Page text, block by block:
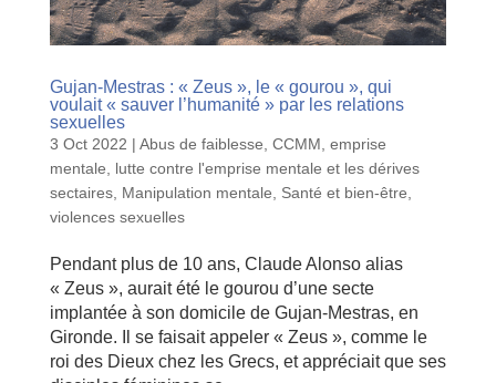
Gujan-Mestras : « Zeus », le « gourou », qui
voulait « sauver l’humanité » par les relations
sexuelles
3 Oct 2022 | Abus de faiblesse CCMM emprise
mentale
lutte contre l'emprise mentale et les dérives
sectaires, Manipulation mentale Santé et bien-être
violences sexuelles
Pendant plus de 10 ans, Claude Alonso alias
« Zeus », aurait été le gourou d’une secte
implantée à son domicile de Gujan-Mestras, en
Gironde. Il se faisait appeler « Zeus », comme le
roi des Dieux chez les Grecs, et appréciait que ses